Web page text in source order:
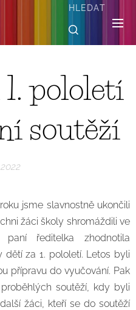
HLEDAT
pololetí
soutěží
jsme slavnostně ukončili
žáci školy shromáždili ve
paní ředitelka zhodnotila
za 1. pololetí. Letos byli
přípravu do vyučování. Pak
soutěží, kdy byli
žáci, kteří se do soutěží